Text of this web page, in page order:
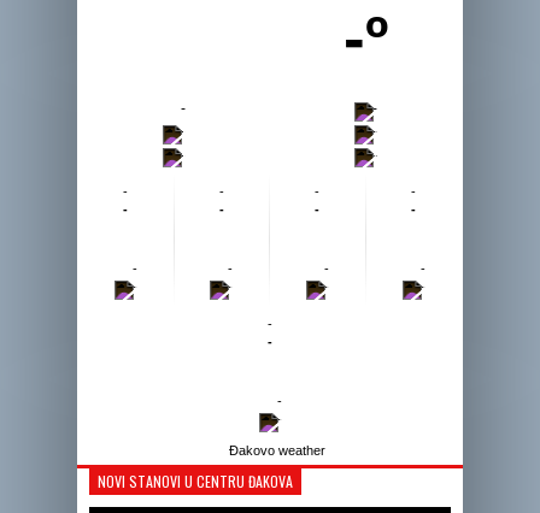
-º
-
-
-
-
-
-
-
-
-
-
-
-
-
-
-
-
-
-
-
-
-
-
-
-
-
-
Đakovo weather
NOVI STANOVI U CENTRU ĐAKOVA